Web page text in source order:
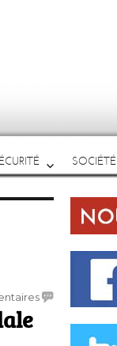
SOCIÉTÉ
sur